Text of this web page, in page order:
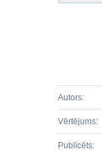
Autors:
Vērtējums:
Publicēts: